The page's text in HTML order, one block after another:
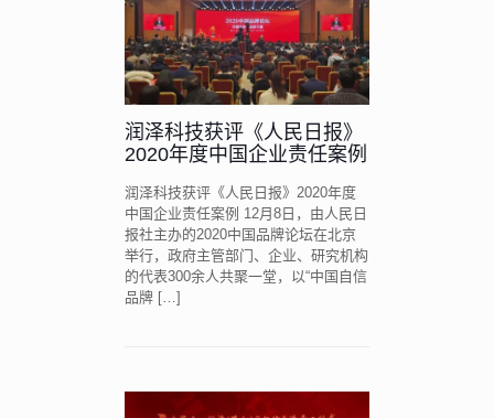
润泽科技获评《人民日报》
2020年度中国企业责任案例
润泽科技获评《人民日报》2020年度
中国企业责任案例 12月8日，由人民日
报社主办的2020中国品牌论坛在北京
举行，政府主管部门、企业、研究机构
的代表300余人共聚一堂，以“中国自信
品牌 […]